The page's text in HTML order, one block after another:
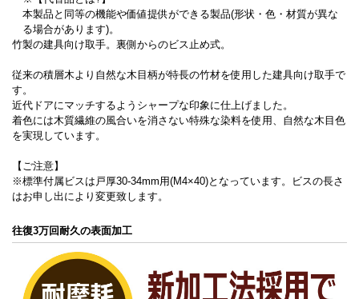
本製品と同等の機能や価値提供ができる製品(形状・色・材質が異な
る場合があります)。
竹製の建具向け取手。裏側からのビス止め式。
従来の積層木より自然な木目柄が特長の竹材を使用した建具向け取手で
す。
近代ドアにマッチするようシャープな印象に仕上げました。
着色には木質繊維の風合いを消さない特殊な染料を使用、自然な木目色
を実現しています。
【ご注意】
※標準付属ビスは戸厚30-34mm用(M4×40)となっています。ビスの長さ
はお申し出により変更致します。
往復3万回耐久の表面加工